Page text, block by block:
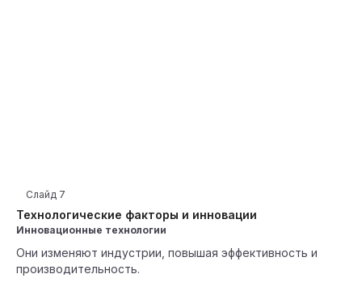
Технологические факторы и инновации
Слайд 7
Инновационные технологии
Они изменяют индустрии, повышая эффективность и
производительность.